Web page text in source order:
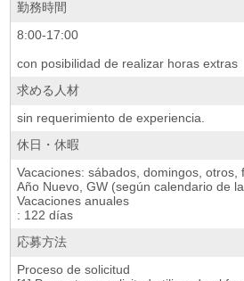
勤務時間
8:00-17:00
con posibilidad de realizar horas extras
求める人材
sin requerimiento de experiencia.
休日・休暇
Vacaciones: sábados, domingos, otros,
Año Nuevo, GW (según calendario de
Vacaciones anuales
: 122 días
応募方法
Proceso de solicitud